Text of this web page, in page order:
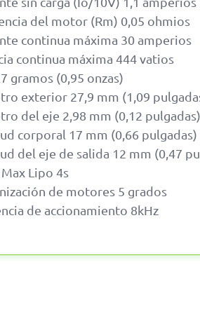
del motor (Rm) 0,05 ohmios
continua máxima 30 amperios
continua máxima 444 vatios
gramos (0,95 onzas)
exterior 27,9 mm (1,09
del eje 2,98 mm (0,12 pulgadas)
corporal 17 mm (0,66 pulgadas)
del eje de salida 12 mm (0,47
Lipo 4s
de motores 5 grados
de accionamiento 8kHz